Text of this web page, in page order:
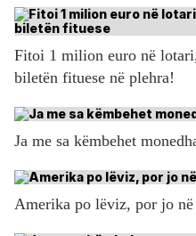
Fitoi 1 milion euro në
biletën fituese në plehra!
Ja me sa këmbehet
Amerika po lëviz, por jo